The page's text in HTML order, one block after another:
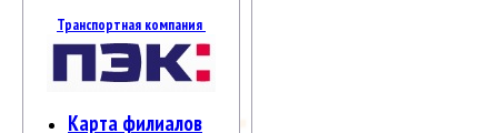
Транспортная компания
Карта филиалов